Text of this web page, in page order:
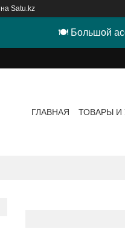
на Satu.kz
🍽 Большой
ГЛАВНАЯ ТОВАРЫ И